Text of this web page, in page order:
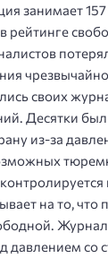
занимает
рейтинге
своих
Десятки
из-за
на то, что
давлением со